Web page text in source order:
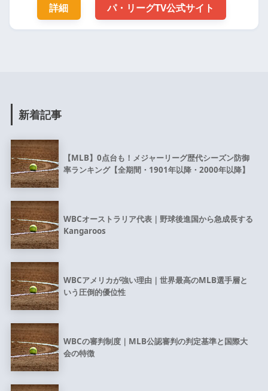
詳細 パ・リーグTV公式サイト
新着記事
【MLB】0点台も！メジャーリーグ歴代シーズン防御
率ランキング【全期間・1901年以降・2000年以降】
WBCオーストラリア代表｜野球後進国から急成長する
Kangaroos
WBCアメリカが強い理由｜世界最高のMLB選手層と
いう圧倒的優位性
WBCの審判制度｜MLB公認審判の判定基準と国際大
会の特徴